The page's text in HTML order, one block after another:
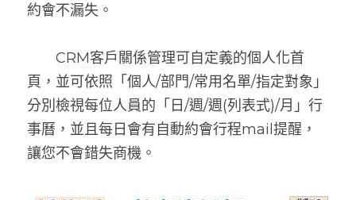
約會不漏失。
CRM客戶關係管理可自定義的個人化首
頁，並可依照「個人/部門/常用名單/指定對象」
分別檢視每位人員的「日/週/週(列表式)/月」行
事曆，並且每日會有自動約會行程mail提醒，
讓您不會錯失商機。